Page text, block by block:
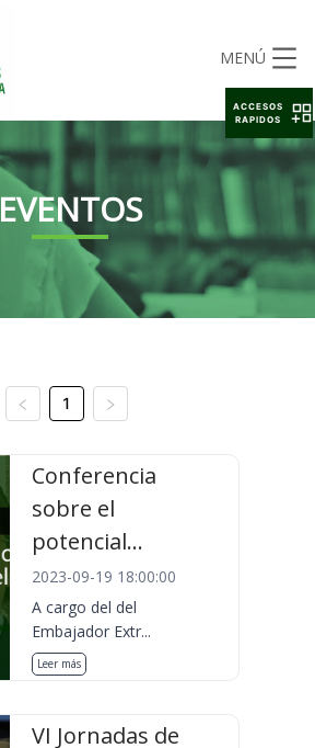
MENÚ
EVENTOS
1
Conferencia
sobre el
potencial...
2023-09-19 18:00:00
A cargo del del
Embajador Extr...
Leer más
VI Jornadas de
ACCESOS
RAPIDOS